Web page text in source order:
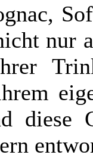
nur
diese